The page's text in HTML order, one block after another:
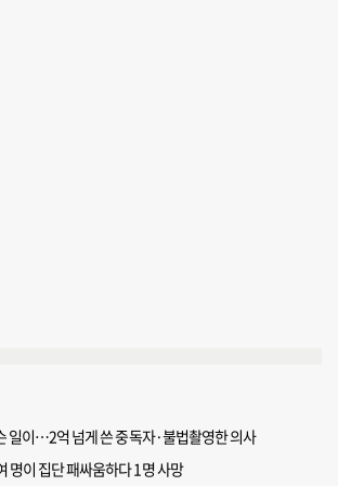
일이…2억 넘게 쓴 중독자·불법촬영한 의사
명이 집단 패싸움하다 1명 사망